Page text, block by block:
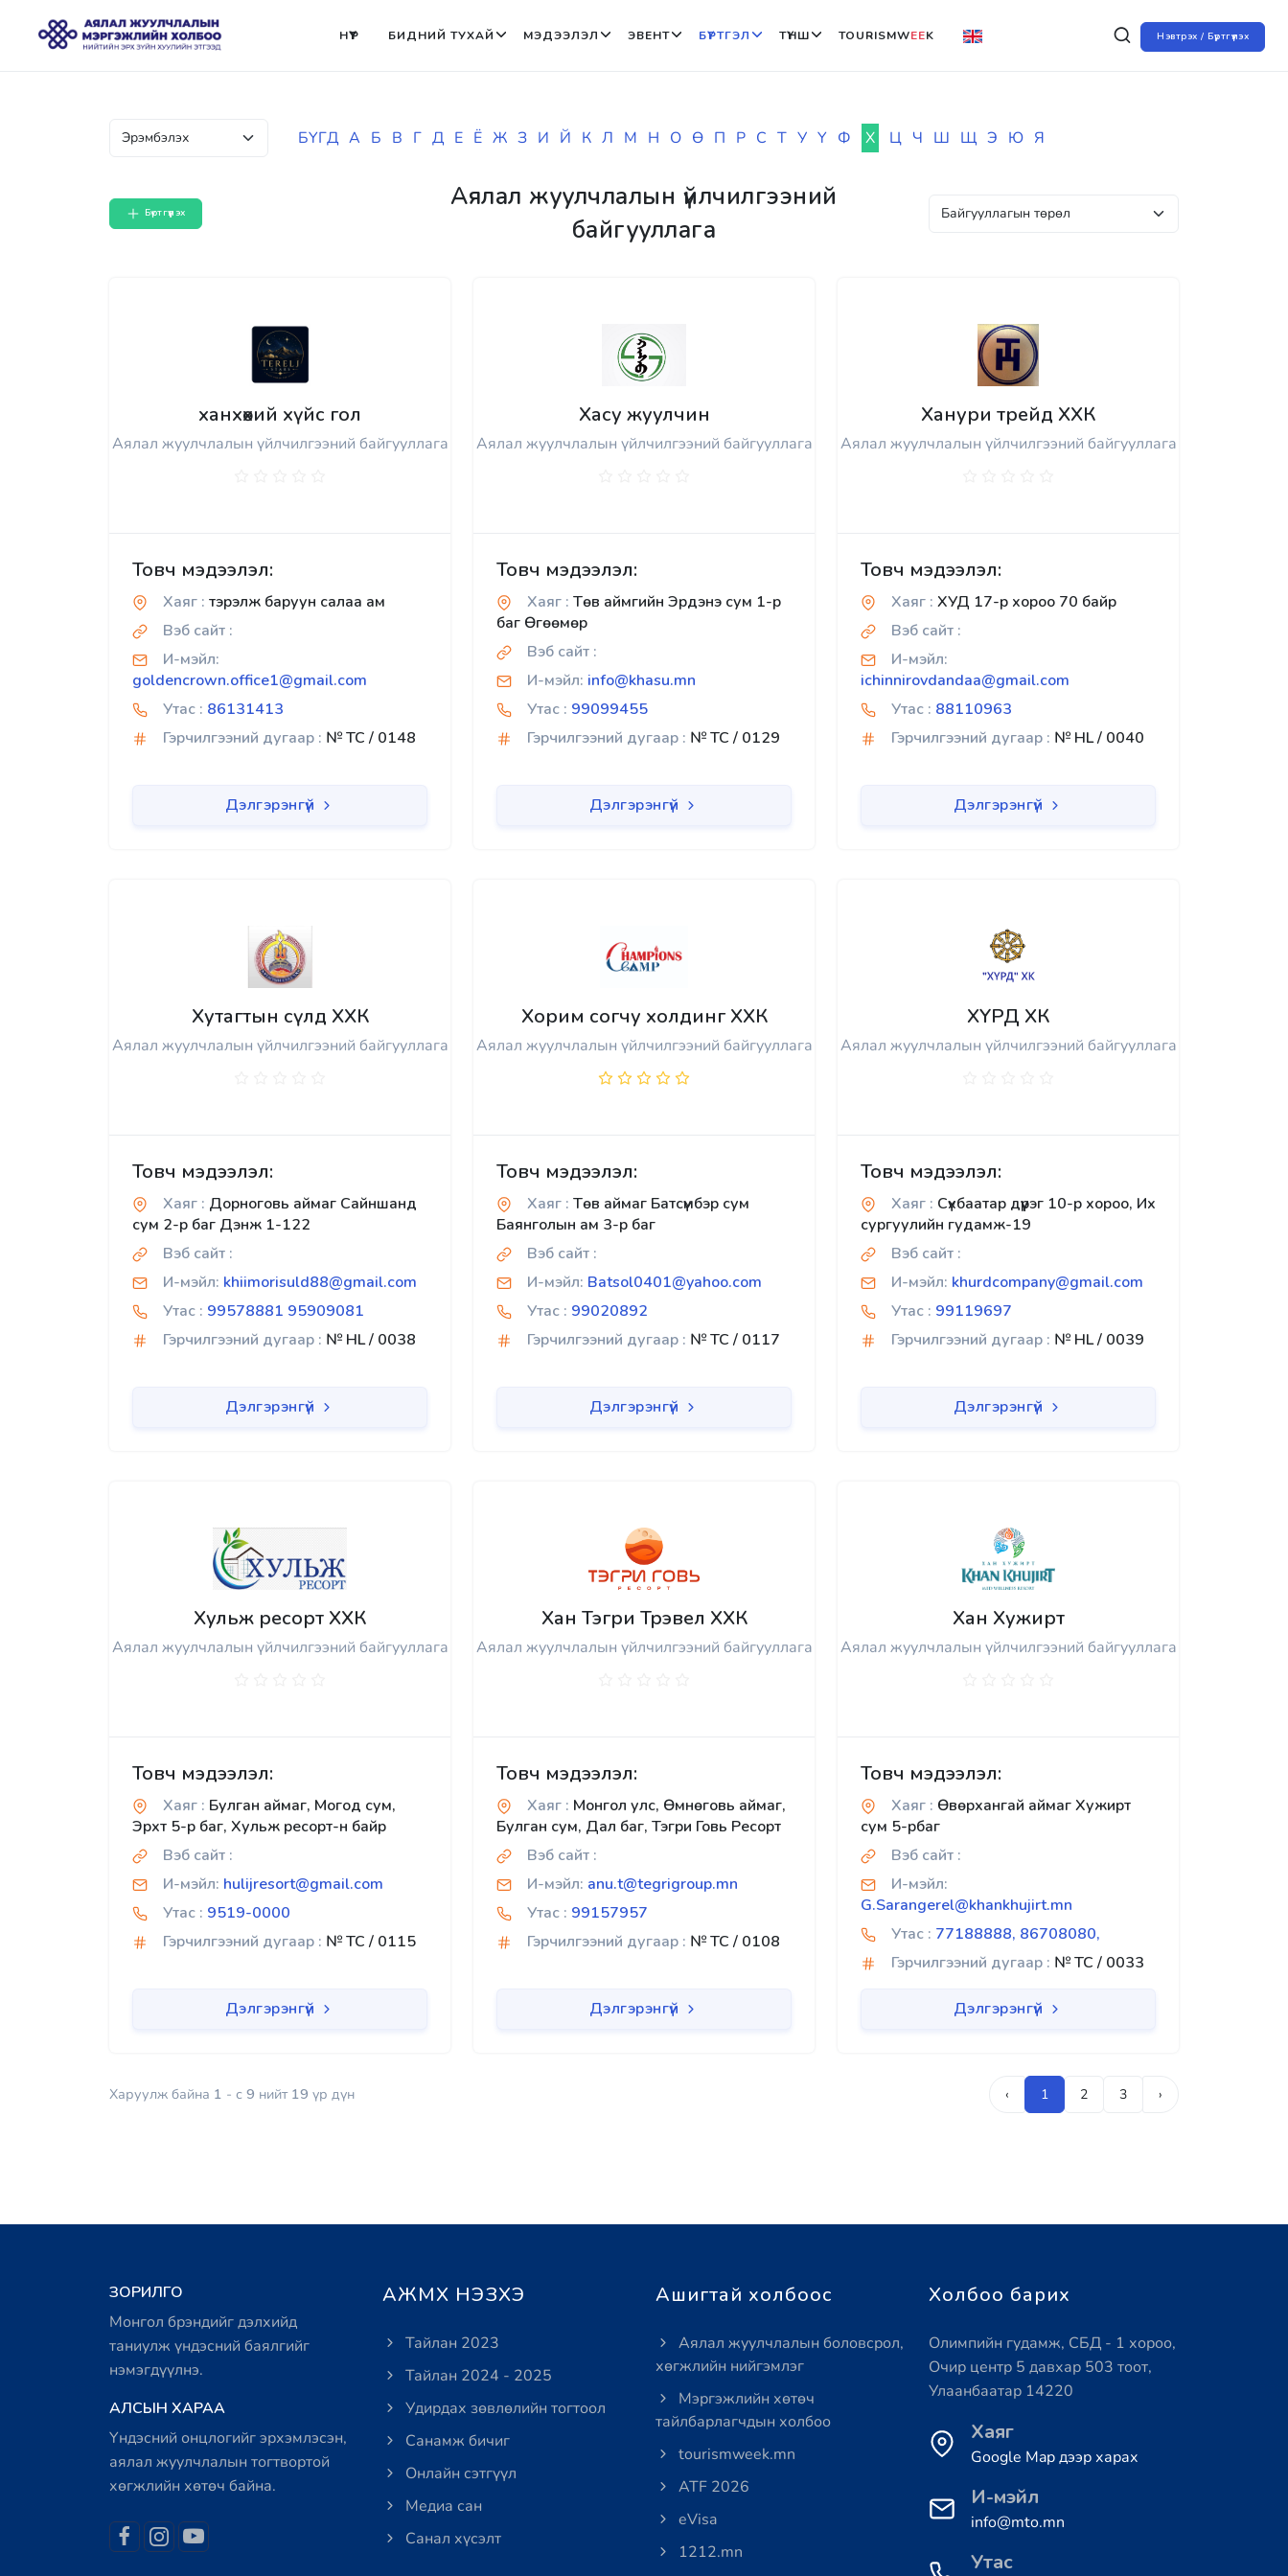
Нэвтрэх / Бүртгүүлэх
НҮҮР БИДНИЙ ТУХАЙ МЭДЭЭЛЭЛ ЭВЕНТ БҮРТГЭЛ ТҮНШ TOURISMWEEK
БҮГД А Б В Г Д Е Ё Ж З И Й К Л М Н О Ө П Р С Т У Ү Ф Х Ц Ч Ш Щ Э Ю Я
Бүртгүүлэх
Аялал жуулчлалын үйлчилгээний
байгууллага
ханхөхий хүйс гол
Аялал жуулчлалын үйлчилгээний байгууллага
Товч мэдээлэл:
Хаяг : тэрэлж баруун салаа ам
Вэб сайт :
И-мэйл:
goldencrown.office1@gmail.com
Утас : 86131413
Гэрчилгээний дугаар : № TC / 0148
Дэлгэрэнгүй
Хасу жуулчин
Аялал жуулчлалын үйлчилгээний байгууллага
Товч мэдээлэл:
Хаяг : Төв аймгийн Эрдэнэ сум 1-р
баг Өгөөмөр
Вэб сайт :
И-мэйл: info@khasu.mn
Утас : 99099455
Гэрчилгээний дугаар : № TC / 0129
Дэлгэрэнгүй
Ханури трейд ХХК
Аялал жуулчлалын үйлчилгээний байгууллага
Товч мэдээлэл:
Хаяг : ХУД 17-р хороо 70 байр
Вэб сайт :
И-мэйл:
ichinnirovdandaa@gmail.com
Утас : 88110963
Гэрчилгээний дугаар : № HL / 0040
Дэлгэрэнгүй
Хутагтын сүлд ХХК
Аялал жуулчлалын үйлчилгээний байгууллага
Товч мэдээлэл:
Хаяг : Дорноговь аймаг Сайншанд
сум 2-р баг Дэнж 1-122
Вэб сайт :
И-мэйл: khiimorisuld88@gmail.com
Утас : 99578881 95909081
Гэрчилгээний дугаар : № HL / 0038
Дэлгэрэнгүй
Хорим согчу холдинг ХХК
Аялал жуулчлалын үйлчилгээний байгууллага
Товч мэдээлэл:
Хаяг : Төв аймаг Батсүмбэр сум
Баянголын ам 3-р баг
Вэб сайт :
И-мэйл: Batsol0401@yahoo.com
Утас : 99020892
Гэрчилгээний дугаар : № TC / 0117
Дэлгэрэнгүй
ХҮРД ХК
Аялал жуулчлалын үйлчилгээний байгууллага
Товч мэдээлэл:
Хаяг : Сүхбаатар дүүрэг 10-р хороо, Их
сургуулийн гудамж-19
Вэб сайт :
И-мэйл: khurdcompany@gmail.com
Утас : 99119697
Гэрчилгээний дугаар : № HL / 0039
Дэлгэрэнгүй
Хульж ресорт ХХК
Аялал жуулчлалын үйлчилгээний байгууллага
Товч мэдээлэл:
Хаяг : Булган аймаг, Могод сум,
Эрхт 5-р баг, Хульж ресорт-н байр
Вэб сайт :
И-мэйл: hulijresort@gmail.com
Утас : 9519-0000
Гэрчилгээний дугаар : № TC / 0115
Дэлгэрэнгүй
Хан Тэгри Трэвел ХХК
Аялал жуулчлалын үйлчилгээний байгууллага
Товч мэдээлэл:
Хаяг : Монгол улс, Өмнөговь аймаг,
Булган сум, Дал баг, Тэгри Говь Ресорт
Вэб сайт :
И-мэйл: anu.t@tegrigroup.mn
Утас : 99157957
Гэрчилгээний дугаар : № TC / 0108
Дэлгэрэнгүй
Хан Хужирт
Аялал жуулчлалын үйлчилгээний байгууллага
Товч мэдээлэл:
Хаяг : Өвөрхангай аймаг Хужирт
сум 5-рбаг
Вэб сайт :
И-мэйл:
G.Sarangerel@khankhujirt.mn
Утас : 77188888, 86708080,
Гэрчилгээний дугаар : № TC / 0033
Дэлгэрэнгүй
Харуулж байна 1 - с 9 нийт 19 үр дүн ‹ 1 2 3 ›
ЗОРИЛГО
Монгол брэндийг дэлхийд
таниулж үндэсний баялгийг
нэмэгдүүлнэ.
АЛСЫН ХАРАА
Үндэсний онцлогийг эрхэмлэсэн,
аялал жуулчлалын тогтвортой
хөгжлийн хөтөч байна.
АЖМХ НЭЗХЭ
Тайлан 2023
Тайлан 2024 - 2025
Удирдах зөвлөлийн тогтоол
Санамж бичиг
Онлайн сэтгүүл
Медиа сан
Санал хүсэлт
Ашигтай холбоос
Аялал жуулчлалын боловсрол,
хөгжлийн нийгэмлэг
Мэргэжлийн хөтөч
тайлбарлагчдын холбоо
tourismweek.mn
ATF 2026
eVisa
1212.mn
Холбоо барих
Олимпийн гудамж, СБД - 1 хороо,
Очир центр 5 давхар 503 тоот,
Улаанбаатар 14220
Хаяг
Google Map дээр харах
И-мэйл
info@mto.mn
Утас